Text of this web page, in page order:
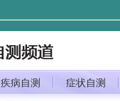
疾病自测 症状自测